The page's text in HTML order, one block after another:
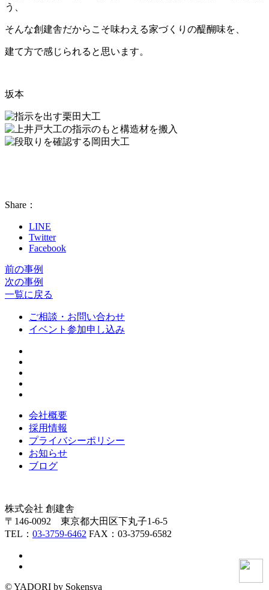
う、
そんな創建舎だからこそ味わえる家づくりの醍醐味を、
建て方で感じられると思います。
坂本
Share：
LINE
Twitter
Facebook
前の事例
次の事例
一覧に戻る
ご相談・お問い合わせ
イベント参加申し込み
会社概要
採用情報
プライバシーポリシー
お知らせ
ブログ
株式会社 創建舎
〒146-0092 東京都大田区下丸子1-6-5
TEL： 03-3759-6462 FAX：03-3759-6582
© YADORI by Sokensya